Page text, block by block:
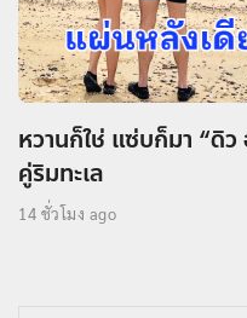
หวานก็ใช่ แซ่บก็มา “ดิว
คู่ริมทะเล
14 ชั่วโมง ago